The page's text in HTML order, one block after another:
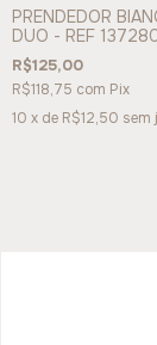
PRENDEDOR
DUO - REF
R$125,00
R$118,75 com Pix
10 x de R$12,50 sem